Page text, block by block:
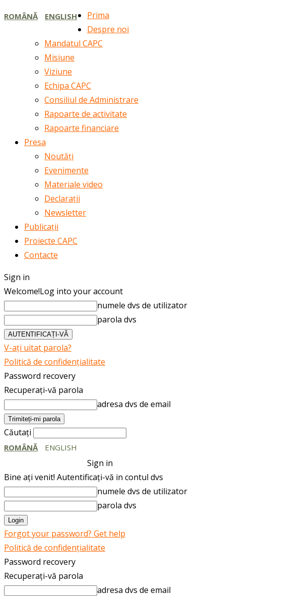
ROMÂNĂ ENGLISH
Prima
Despre noi
Mandatul CAPC
Misiune
Viziune
Echipa CAPC
Consiliul de Administrare
Rapoarte de activitate
Rapoarte financiare
Presa
Noutăți
Evenimente
Materiale video
Declarații
Newsletter
Publicații
Proiecte CAPC
Contacte
Sign in
Welcome!Log into your account
numele dvs de utilizator
parola dvs
V-ați uitat parola?
Politică de confidențialitate
Password recovery
Recuperați-vă parola
adresa dvs de email
Căutați
ROMÂNĂ ENGLISH
Sign in
Bine ați venit! Autentificați-vă in contul dvs
numele dvs de utilizator
parola dvs
Forgot your password? Get help
Politică de confidențialitate
Password recovery
Recuperați-vă parola
adresa dvs de email